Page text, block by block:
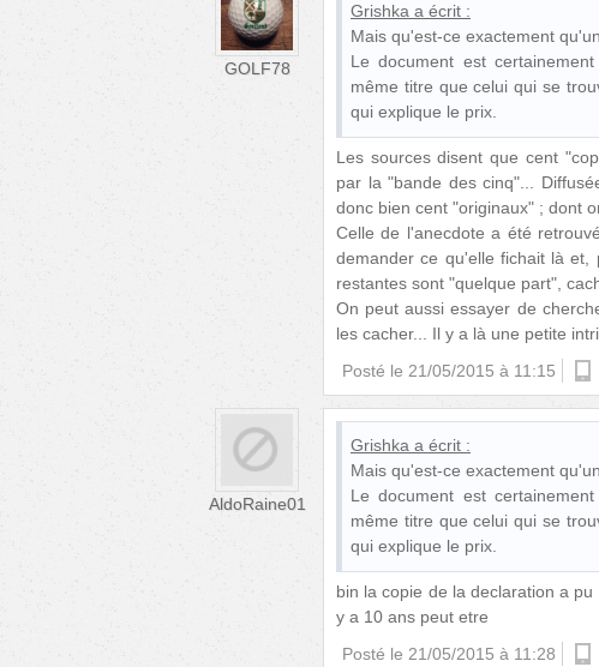
GOLF78
Grishka a écrit :
Mais qu'est-ce exactement
Le document est
même titre que celui qui se
qui explique le prix.
Les sources disent que cent
par la "bande des cinq"...
donc bien cent "originaux" ; dont
Celle de l'anecdote a été
demander ce qu'elle fichait là
restantes sont "quelque part",
On peut aussi essayer de
les cacher... Il y a là une petite
Posté le 21/05/2015 à 11:15
AldoRaine01
Grishka a écrit :
Mais qu'est-ce exactement
Le document est
même titre que celui qui se
qui explique le prix.
bin la copie de la declaration a
y a 10 ans peut etre
Posté le 21/05/2015 à 11:28